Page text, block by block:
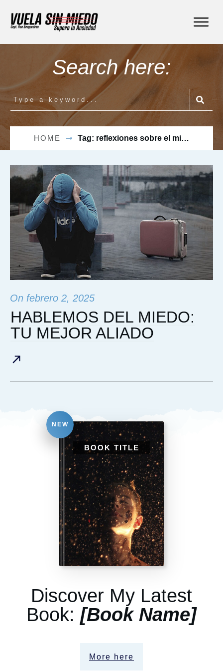
Search here:
HOME Tag: reflexiones sobre el miedo
On febrero 2, 2025
HABLEMOS DEL MIEDO:
TU MEJOR ALIADO
Discover My Latest
Book: [Book Name]
More here
NEW
BOOK TITLE